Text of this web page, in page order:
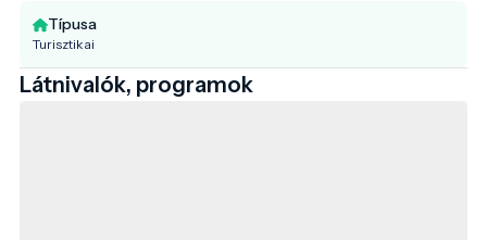
Típusa
Turisztikai
Látnivalók, programok